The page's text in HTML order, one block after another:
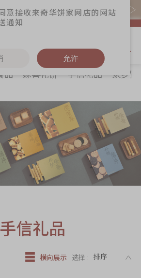
码购买现货产品可赚易赏钱($5=1分)
奇华饼食
贺年食品
嫁喜礼饼
手信礼品
家乡饼食
时令食品
迪士尼系列
奇华LINE
FRIENDS礼盒
更多
奇华工作坊
奇华茶室
联络奇华
加入奇华
品 嫁喜礼饼 手信礼品
家乡饼
手信礼品
横向展示 选择 :
意接收来奇华饼家网店的网站
通知
允许